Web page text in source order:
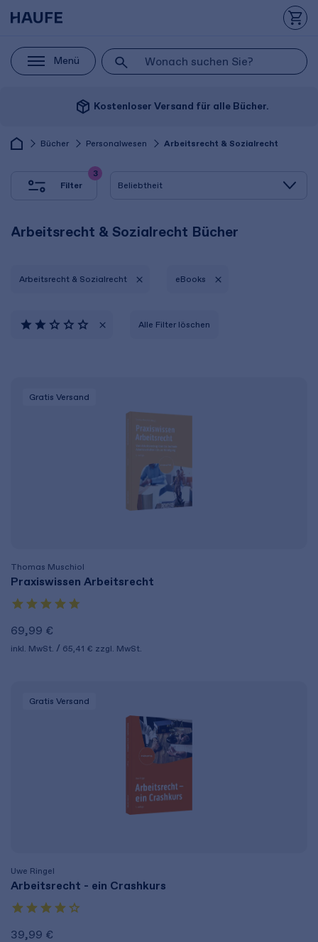
Menü
package_2 Kostenloser Versand für alle Bücher.
Bücher Personalwesen Arbeitsrecht & Sozialrecht
Filter
3
Arbeitsrecht & Sozialrecht Bücher
Arbeitsrecht & Sozialrecht eBooks
Alle Filter löschen
Gratis Versand
Thomas Muschiol
Praxiswissen Arbeitsrecht
69,99 €
inkl. MwSt. 65,41 € zzgl. MwSt.
Gratis Versand
Uwe Ringel
Arbeitsrecht - ein Crashkurs
39,99 €